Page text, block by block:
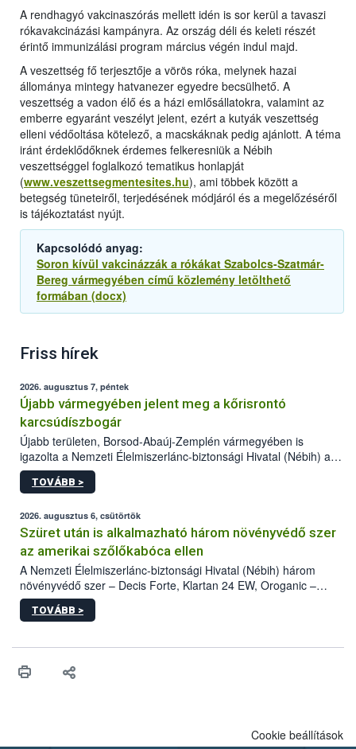
A rendhagyó vakcinaszórás mellett idén is sor kerül a tavaszi
rókavakcinázási kampányra. Az ország déli és keleti részét
érintő immunizálási program március végén indul majd.
A veszettség fő terjesztője a vörös róka, melynek hazai
állománya mintegy hatvanezer egyedre becsülhető. A
veszettség a vadon élő és a házi emlősállatokra, valamint az
emberre egyaránt veszélyt jelent, ezért a kutyák veszettség
elleni védőoltása kötelező, a macskáknak pedig ajánlott. A téma
iránt érdeklődőknek érdemes felkeresniük a Nébih
veszettséggel foglalkozó tematikus honlapját
(www.veszettsegmentesites.hu), ami többek között a
betegség tüneteiről, terjedésének módjáról és a megelőzéséről
is tájékoztatást nyújt.
Kapcsolódó anyag:
Soron kívül vakcinázzák a rókákat Szabolcs-Szatmár-
Bereg vármegyében című közlemény letölthető
formában (docx)
Friss hírek
2026. augusztus 7, péntek
Újabb vármegyében jelent meg a kőrisrontó
karcsúdíszbogár
Újabb területen, Borsod-Abaúj-Zemplén vármegyében is
igazolta a Nemzeti Élelmiszerlánc-biztonsági Hivatal (Nébih) a
kőrisrontó karcsúdíszbogár (Agrilus planipennis) jelenlétét. A
kártevőt nem csak színcsapdában találták meg, de már fertőzött
az intenzív felderítést, emellett az intézkedéseket a szlovák
hatósággal is összehangolják a terjedés megállítása érdekében.
TOVÁBB >
2026. augusztus 6, csütörtök
Szüret után is alkalmazható három növényvédő szer
az amerikai szőlőkabóca ellen
A Nemzeti Élelmiszerlánc-biztonsági Hivatal (Nébih) három
növényvédő szer – Decis Forte, Klartan 24 EW, Oroganic –
engedélyokiratát módosította, így azok a szüretet követően,
egészen a vesszőérettség (BBCH 91) stádiumáig
érésű szőlőkben is legyen lehetőség a károsító elleni további
felhasználók számára is elérhető és ökológiai termesztésben is
TOVÁBB >
Cookie beállítások